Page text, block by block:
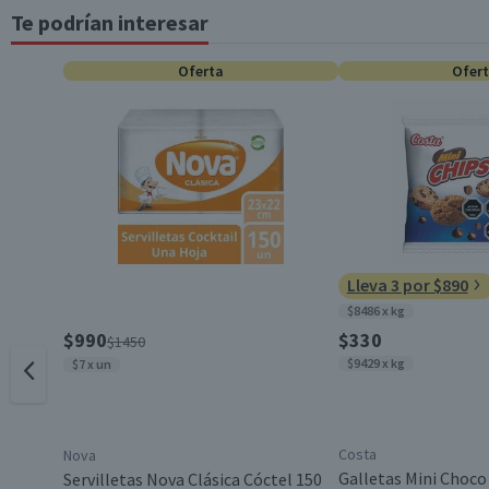
Tipo de Producto
Beneficios
Te podrían interesar
Oferta
$990$1450
$7 x un
Nova
Servilletas Nova Clásica Cóctel 150
Lleva 3 por $890
$8486 x kg
$330
$9429 x kg
Costa
Galletas Mini Choco